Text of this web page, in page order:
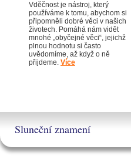
Vděčnost je nástroj, který
používáme k tomu, abychom si
připomněli dobré věci v našich
životech. Pomáhá nám vidět
mnohé „obyčejné věci“, jejichž
plnou hodnotu si často
uvědomíme, až když o ně
přijdeme. Více
Sluneční znamení